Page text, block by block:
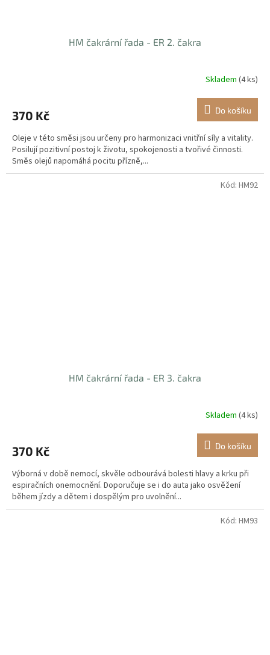
HM čakrární řada - ER 2. čakra
Skladem (4 ks)
370 Kč Do košíku
Oleje v této směsi jsou určeny pro harmonizaci vnitřní síly a vitality.
Posilují pozitivní postoj k životu, spokojenosti a tvořivé činnosti.
Směs olejů napomáhá pocitu přízně,...
HM čakrární řada - ER 3. čakra
Skladem (4 ks)
370 Kč Do košíku
Výborná v době nemocí, skvěle odbourává bolesti hlavy a krku při
espiračních onemocnění. Doporučuje se i do auta jako osvěžení
během jízdy a dětem i dospělým pro uvolnění...
Kód: HM92
Kód: HM93